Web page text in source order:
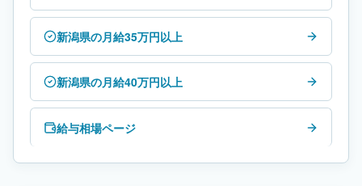
新潟県の月給35万円以上
新潟県の月給40万円以上
給与相場ページ